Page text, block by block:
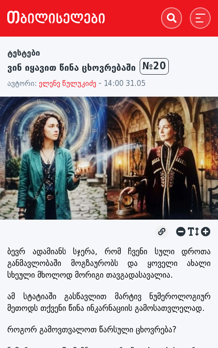
ტესტები
ვინ იყავით წინა ცხოვრებაში №20
ავტორი: ელენე წულუკიძე - 14:00 31.05
ბევრ ადამიანს სჯერა, რომ ჩვენი სული დროთა
განმავლობაში მოგზაურობს და ყოველი ახალი
სხეული მხოლოდ მორიგი თავგადასავალია.
ამ სტატიაში გასწავლით მარტივ ნუმეროლოგიურ
მეთოდს თქვენი წინა ინკარნაციის გამოსათვლელად.
როგორ გამოვთვალოთ წარსული ცხოვრება?